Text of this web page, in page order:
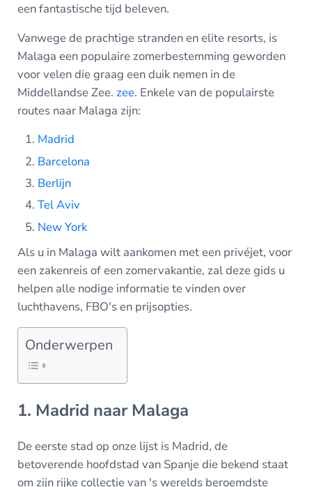
een fantastische tijd beleven.
Vanwege de prachtige stranden en elite resorts, is
Malaga een populaire zomerbestemming geworden
voor velen die graag een duik nemen in de
Middellandse Zee. zee. Enkele van de populairste
routes naar Malaga zijn:
Madrid
Barcelona
Berlijn
Tel Aviv
New York
Als u in Malaga wilt aankomen met een privéjet, voor
een zakenreis of een zomervakantie, zal deze gids u
helpen alle nodige informatie te vinden over
luchthavens, FBO's en prijsopties.
Onderwerpen
1. Madrid naar Malaga
De eerste stad op onze lijst is Madrid, de
betoverende hoofdstad van Spanje die bekend staat
om zijn rijke collectie van 's werelds beroemdste